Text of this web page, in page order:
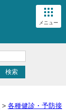
メニュー
> 各種健診・予防接